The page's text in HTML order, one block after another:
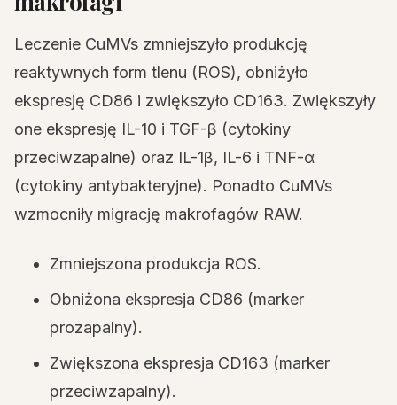
Leczenie CuMVs zmniejszyło produkcję
reaktywnych form tlenu (ROS), obniżyło
ekspresję CD86 i zwiększyło CD163. Zwiększyły
one ekspresję IL-10 i TGF-β (cytokiny
przeciwzapalne) oraz IL-1β, IL-6 i TNF-α
(cytokiny antybakteryjne). Ponadto CuMVs
wzmocniły migrację makrofagów RAW.
Zmniejszona produkcja ROS.
Obniżona ekspresja CD86 (marker
prozapalny).
Zwiększona ekspresja CD163 (marker
przeciwzapalny).